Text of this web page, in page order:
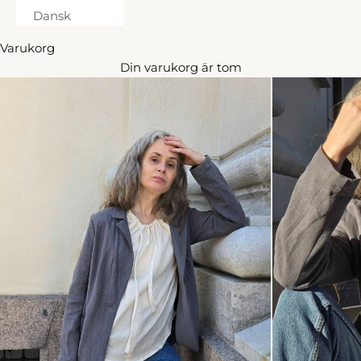
Dansk
Varukorg
Din varukorg är tom
15% på en order & fri frakt